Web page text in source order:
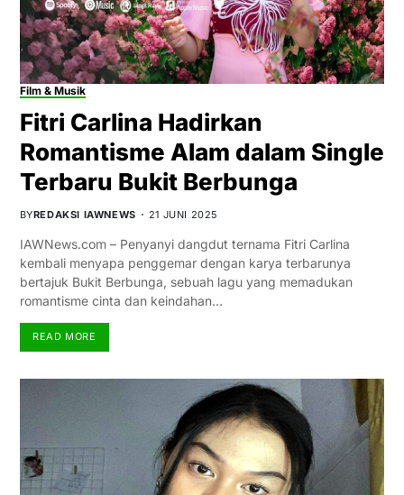
Film & Musik
Fitri Carlina Hadirkan
Romantisme Alam dalam Single
Terbaru Bukit Berbunga
BYREDAKSI IAWNEWS 21 JUNI 2025
IAWNews.com – Penyanyi dangdut ternama Fitri Carlina
kembali menyapa penggemar dengan karya terbarunya
bertajuk Bukit Berbunga, sebuah lagu yang memadukan
romantisme cinta dan keindahan…
READ MORE